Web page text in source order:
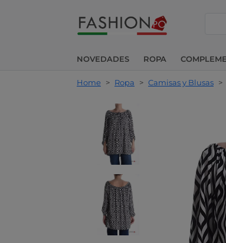
NOVEDADES ROPA
Home > Ropa > Camisas y Blusas >